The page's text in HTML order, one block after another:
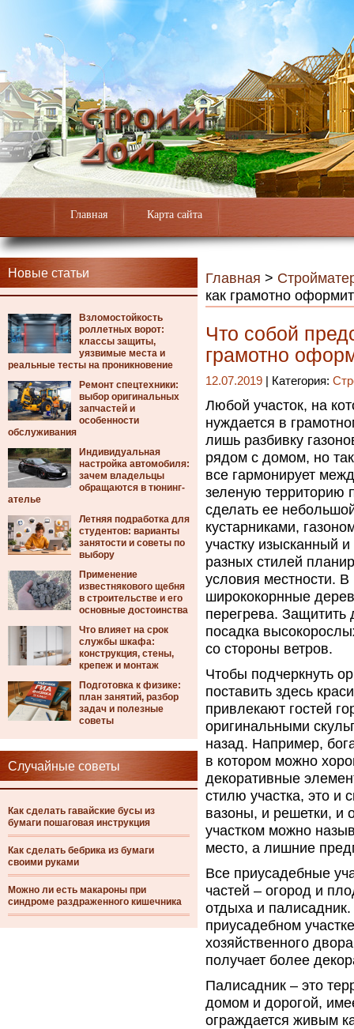
Главная Карта сайта
Новые статьи
Взломостойкость
роллетных ворот:
классы защиты,
уязвимые места и
реальные тесты на проникновение
Ремонт спецтехники:
выбор оригинальных
запчастей и
особенности
обслуживания
Индивидуальная
настройка автомобиля:
зачем владельцы
обращаются в тюнинг-
ателье
Летняя подработка для
студентов: варианты
занятости и советы по
выбору
Применение
известнякового щебня
в строительстве и его
основные достоинства
Что влияет на срок
службы шкафа:
конструкция, стены,
крепеж и монтаж
Подготовка к физике:
план занятий, разбор
задач и полезные
советы
Случайные советы
Как сделать гавайские бусы из
бумаги пошаговая инструкция
Как сделать бебрика из бумаги
своими руками
Можно ли есть макароны при
синдроме раздраженного кишечника
Главная >
как грамотно
Что собой
грамотно
12.07.2019 | Категория:
Любой участок, на
нуждается в
лишь разбивку
рядом с домом, но
все гармонирует
зеленую территорию
сделать ее
кустарниками,
участку изысканный
разных стилей
условия местности.
ширококорнные
перегрева.
посадка
со стороны ветров.
Чтобы подчеркнуть
поставить здесь
привлекают гостей
оригинальными
назад. Например,
в котором можно
декоративные
стилю участка, это и
вазоны, и решетки, и
участком можно
место, а лишние
Все приусадебные
частей – огород и
отдыха и
приусадебном
хозяйственного
получает более
Палисадник – это
домом и дорогой,
ограждается живым